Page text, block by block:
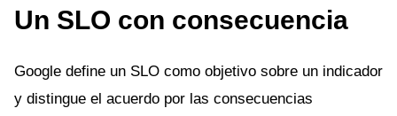
Un SLO con consecuencia
Google define un SLO como objetivo sobre un indicador
y distingue el acuerdo por las consecuencias